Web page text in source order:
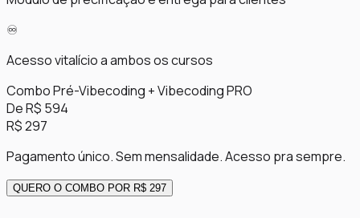
♾️
Acesso vitalício a ambos os cursos
Combo Pré-Vibecoding + Vibecoding PRO
De R$ 594
R$ 297
Pagamento único. Sem mensalidade. Acesso pra sempre.
QUERO O COMBO POR R$ 297